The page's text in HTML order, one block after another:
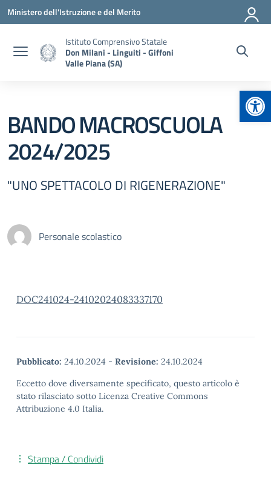
Vai ai contenuti
Vai al menu di navigazione
Vai al footer
Ministero dell'Istruzione e del Merito
Istituto Comprensivo Statale
Don Milani - Linguiti - Giffoni
Valle Piana (SA)
BANDO MACROSCUOLA
2024/2025
"UNO SPETTACOLO DI RIGENERAZIONE"
Personale scolastico
DOC241024-24102024083337170
Pubblicato: 24.10.2024 - Revisione: 24.10.2024
Eccetto dove diversamente specificato, questo articolo è
stato rilasciato sotto Licenza Creative Commons
Attribuzione 4.0 Italia.
Stampa / Condividi